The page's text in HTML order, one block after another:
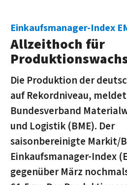
Einkaufsmanager-Index
Allzeithoch für
Die Produktion der
auf Rekordniveau,
Bundesverband
und Logistik (BME). Der
saisonbereinigte Markit/
Einkaufsmanager-Index
gegenüber März